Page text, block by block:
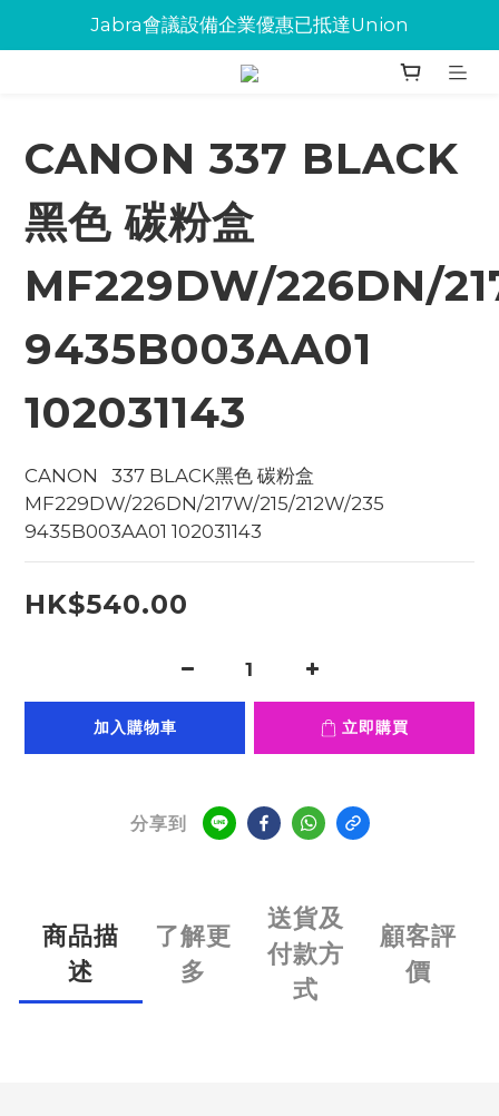
Jabra會議設備企業優惠已抵達Union
Jabra會議設備企業優惠已抵達Union
環保碳粉歡迎大量下單
CANON 337 BLACK
黑色 碳粉盒
MF229DW/226DN/
9435B003AA01
102031143
CANON   337 BLACK黑色 碳粉盒
MF229DW/226DN/217W/215/212W/235
9435B003AA01 102031143
HK$540.00
加入購物車 立即購買
分享到
商品描
述
了解更
多
送貨及
付款方
式
顧客評
價